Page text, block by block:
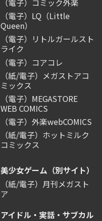
（電子）コミック外楽
（電子）LQ（Little
Queen）
（電子）リトルガールスト
ライク
（電子）コアコレ
（紙/電子）メガストアコ
ミックス
（電子）MEGASTORE
WEB COMICS
（電子）外楽webCOMICS
（紙/電子）ホットミルク
コミックス
美少女ゲーム（別サイト）
（紙/電子）月刊メガスト
ア
アイドル・実話・サブカル